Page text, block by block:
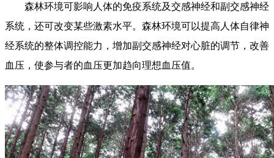
森林环境可影响人体的免疫系统及交感神经和副交感神经
系统，还可改变某些激素水平。森林环境可以提高人体自律神
经系统的整体调控能力，增加副交感神经对心脏的调节，改善
血压，使参与者的血压更加趋向理想血压值。